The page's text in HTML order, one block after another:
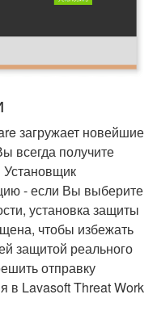
загружает новейшие
всегда получите
Установщик
- если Вы выберите
установка защиты
чтобы избежать
защитой реального
отправку
в Lavasoft Threat Work